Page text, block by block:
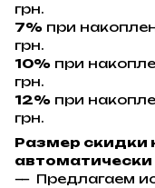
грн.
7% при
грн.
10% при
грн.
12% при
грн.
Размер скидки
Предлагаем